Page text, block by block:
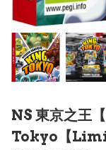
NS 東京之王
Tokyo【